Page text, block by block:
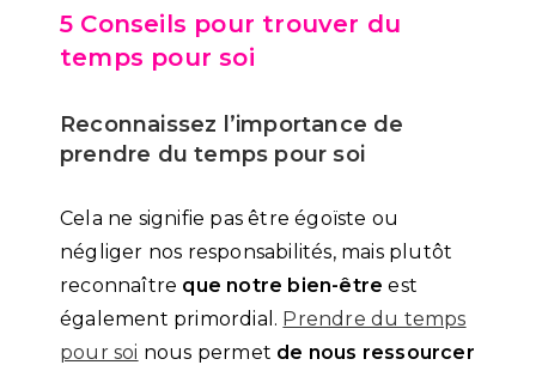
5 Conseils pour trouver du
temps pour soi
Reconnaissez l’importance de
prendre du temps pour soi
Cela ne signifie pas être égoïste ou
négliger nos responsabilités, mais plutôt
reconnaître que notre bien-être est
également primordial. Prendre du temps
pour soi nous permet de nous ressourcer